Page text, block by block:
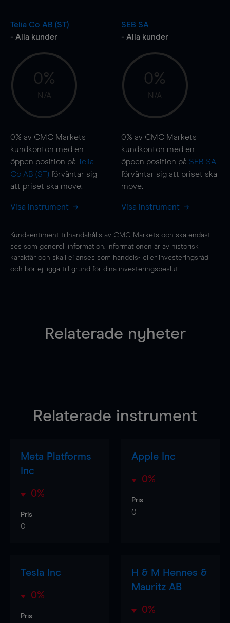
Telia Co AB (ST)
- Alla kunder
0%
N/A
0% av CMC Markets
kundkonton med en
öppen position på Telia
Co AB (ST) förväntar sig
att priset ska move.
Visa instrument
SEB SA
- Alla kunder
0%
N/A
0% av CMC Markets
kundkonton med en
öppen position på SEB SA
förväntar sig att priset ska
move.
Visa instrument
Kundsentiment tillhandahålls av CMC Markets och ska endast
ses som generell information. Informationen är av historisk
karaktär och skall ej anses som handels- eller investeringsråd
och bör ej ligga till grund för dina investeringsbeslut.
Relaterade nyheter
Relaterade instrument
Meta Platforms
Inc
0%
Pris
0
Apple Inc
0%
Pris
0
Tesla Inc
0%
Pris
H & M Hennes &
Mauritz AB
0%